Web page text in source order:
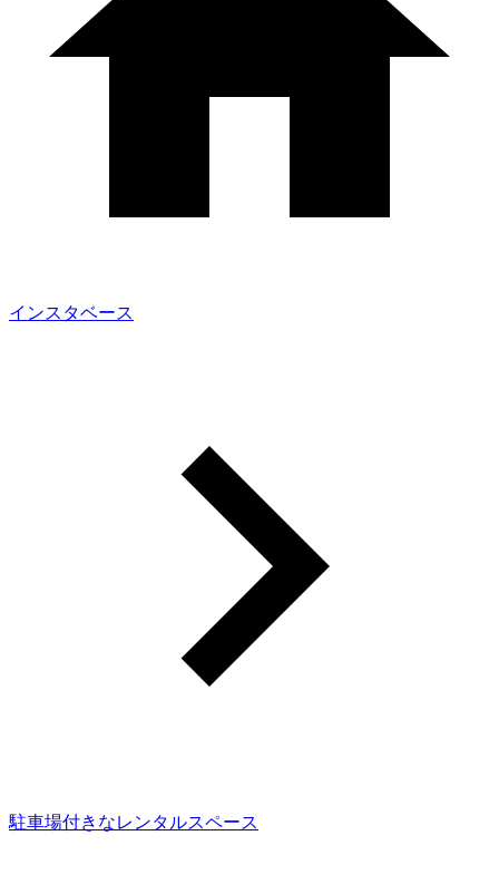
インスタベース
駐車場付きなレンタルスペース